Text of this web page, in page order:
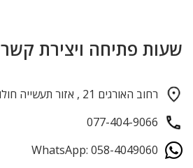
שעות פתיחה ויצירת קשר
רחוב האורגים 21 , אזור תעשייה חולון
077-404-9066
WhatsApp: 058-4049060